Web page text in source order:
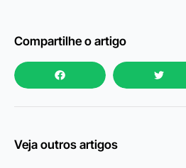
Compartilhe o artigo
Veja outros artigos